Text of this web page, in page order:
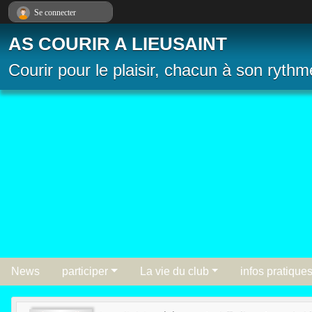
AS COURIR A LIEUSAINT
Courir pour le plaisir, chacun à son
News participer La vie du club infos pratiques
Se connecter
Panneau de gestion des cookies